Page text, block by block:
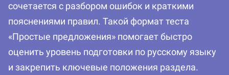
сочетается с разбором ошибок и краткими
пояснениями правил. Такой формат теста
«Простые предложения» помогает быстро
оценить уровень подготовки по русскому языку
и закрепить ключевые положения раздела.